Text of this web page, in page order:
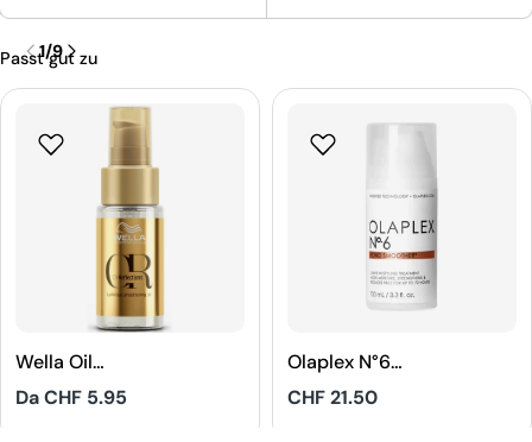
Passt gut zu
Wella Oil
Reflections Olio
Levigante
Prezzo
Da CHF 5.95
Olaplex N°6
Lisciante
vincolante
Prezzo
CHF 21.50
1/9